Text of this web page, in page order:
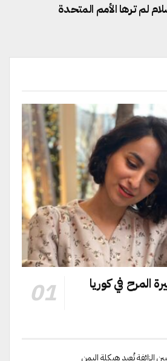
لم ترها الأمم المتحدة
المرح في كوريا
الزائفة تُعيد هيكلة اليمن